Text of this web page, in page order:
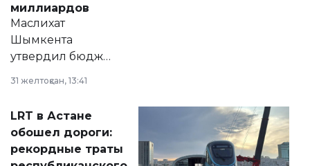
миллиардов
Маслихат
Шымкента
утвердил бюджет
2028 годы.
документ
появился в базе
нормативных
31 желтоқсан, 13:41
LRT в Астане
обошел дороги:
рекордные траты